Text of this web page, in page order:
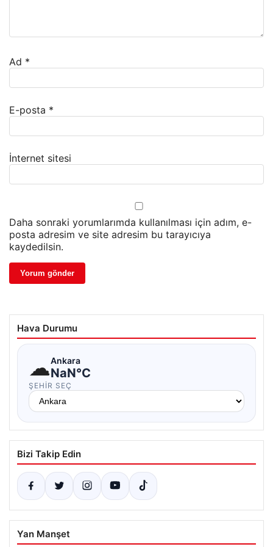
Ad *
E-posta *
İnternet sitesi
Daha sonraki yorumlarımda kullanılması için adım, e-
posta adresim ve site adresim bu tarayıcıya
kaydedilsin.
Hava Durumu
☁Ankara
NaN°C
ŞEHIR SEÇ
Bizi Takip Edin
Yan Manşet